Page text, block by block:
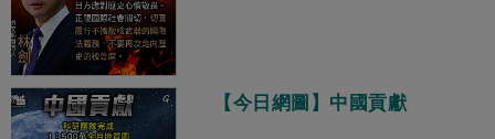
【今日網圖】中國貢獻